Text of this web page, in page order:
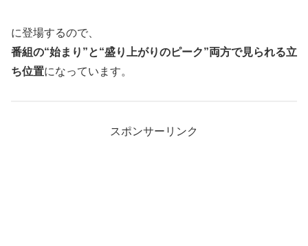
に登場するので、
番組の“始まり”と“盛り上がりのピーク”両方で見られる立
ち位置になっています。
スポンサーリンク